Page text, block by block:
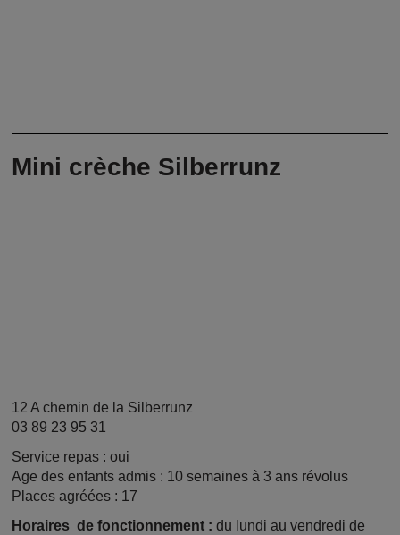
Mini crèche Silberrunz
12 A chemin de la Silberrunz
03 89 23 95 31
Service repas : oui
Age des enfants admis : 10 semaines à 3 ans révolus
Places agréées : 17
Horaires de fonctionnement : du lundi au vendredi de